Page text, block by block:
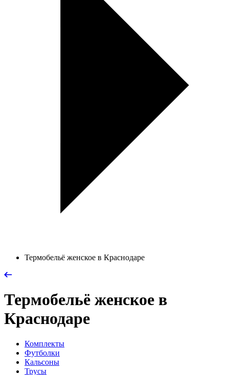
Термобельё женское в Краснодаре
Термобельё женское в
Краснодаре
Комплекты
Футболки
Кальсоны
Трусы